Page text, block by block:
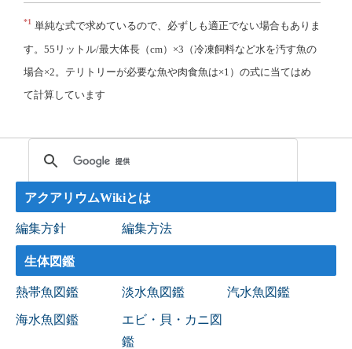
*1 単純な式で求めているので、必ずしも適正でない場合もありま
す。55リットル/最大体長（cm）×3（冷凍飼料など水を汚す魚の
場合×2。テリトリーが必要な魚や肉食魚は×1）の式に当てはめ
て計算しています
アクアリウムWikiとは
編集方針 編集方法
生体図鑑
熱帯魚図鑑 淡水魚図鑑 汽水魚図鑑
海水魚図鑑
エビ・貝・カニ図
鑑